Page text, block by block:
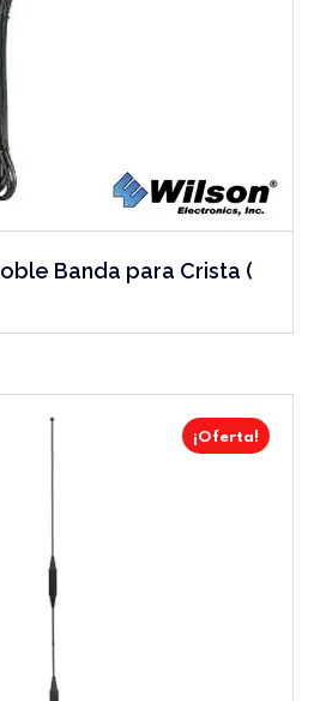
Banda para Crista (
¡Oferta!